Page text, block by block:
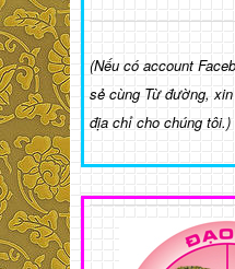
(Nếu có account
sẻ cùng Từ đường,
địa chỉ cho chúng tôi.)